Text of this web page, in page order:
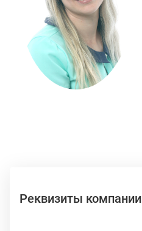
Реквизиты компании